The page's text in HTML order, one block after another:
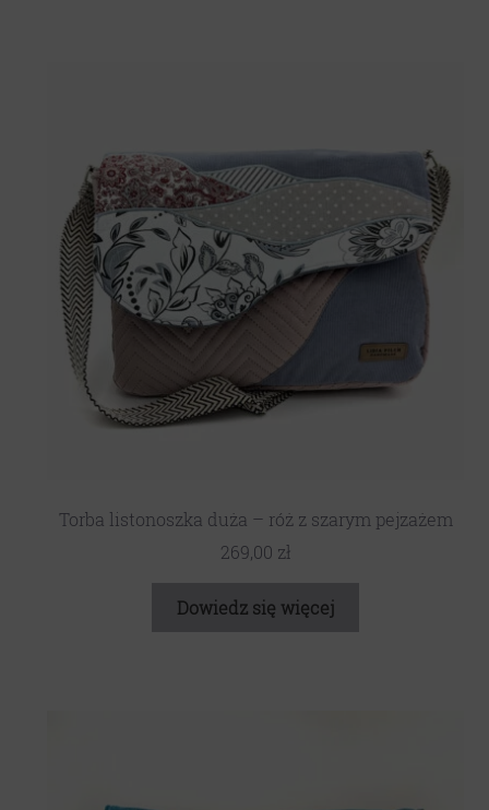
Torba listonoszka duża – róż z szarym pejzażem
269,00 zł
Dowiedz się więcej